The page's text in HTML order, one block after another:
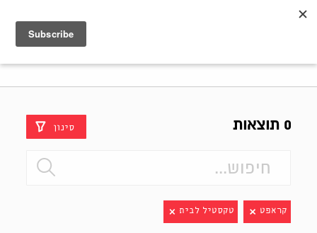
0 תוצאות סינון
קראפט טקסטיל לבית